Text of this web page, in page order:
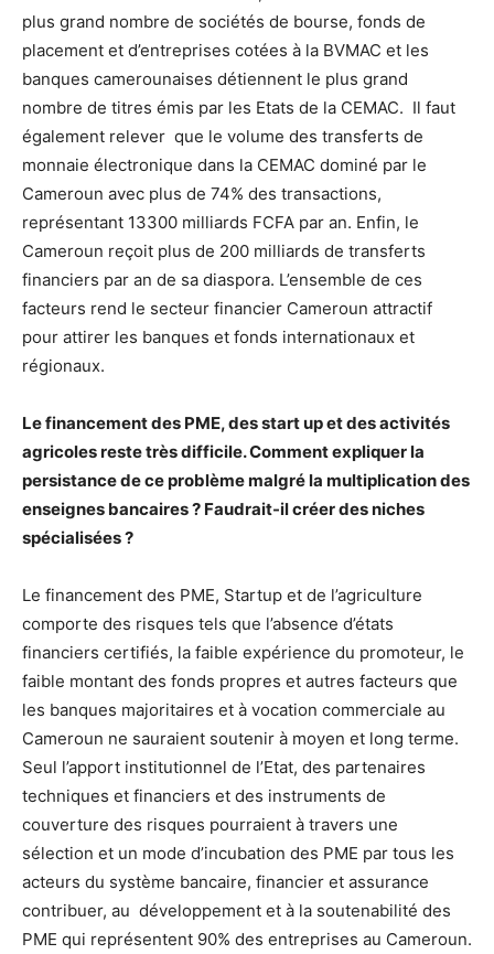
plus grand nombre de sociétés de bourse, fonds de
placement et d’entreprises cotées à la BVMAC et les
banques camerounaises détiennent le plus grand
nombre de titres émis par les Etats de la CEMAC. Il faut
également relever que le volume des transferts de
monnaie électronique dans la CEMAC dominé par le
Cameroun avec plus de 74% des transactions,
représentant 13300 milliards FCFA par an. Enfin, le
Cameroun reçoit plus de 200 milliards de transferts
financiers par an de sa diaspora. L’ensemble de ces
facteurs rend le secteur financier Cameroun attractif
pour attirer les banques et fonds internationaux et
régionaux.
Le financement des PME, des start up et des activités
agricoles reste très difficile. Comment expliquer la
persistance de ce problème malgré la multiplication des
enseignes bancaires ? Faudrait-il créer des niches
spécialisées ?
Le financement des PME, Startup et de l’agriculture
comporte des risques tels que l’absence d’états
financiers certifiés, la faible expérience du promoteur, le
faible montant des fonds propres et autres facteurs que
les banques majoritaires et à vocation commerciale au
Cameroun ne sauraient soutenir à moyen et long terme.
Seul l’apport institutionnel de l’Etat, des partenaires
techniques et financiers et des instruments de
couverture des risques pourraient à travers une
sélection et un mode d’incubation des PME par tous les
acteurs du système bancaire, financier et assurance
contribuer, au développement et à la soutenabilité des
PME qui représentent 90% des entreprises au Cameroun.